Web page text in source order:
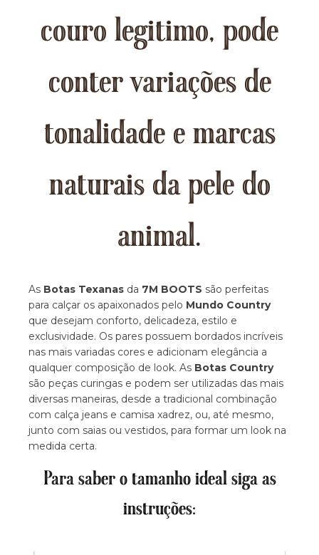
couro legitimo, pode
conter variações de
tonalidade e marcas
naturais da pele do
animal.
As Botas Texanas da 7M BOOTS são perfeitas
para calçar os apaixonados pelo Mundo Country
que desejam conforto, delicadeza, estilo e
exclusividade. Os pares possuem bordados incríveis
nas mais variadas cores e adicionam elegância a
qualquer composição de look. As Botas Country
são peças curingas e podem ser utilizadas das mais
diversas maneiras, desde a tradicional combinação
com calça jeans e camisa xadrez, ou, até mesmo,
junto com saias ou vestidos, para formar um look na
medida certa.
Para saber o tamanho ideal siga as
instruções: